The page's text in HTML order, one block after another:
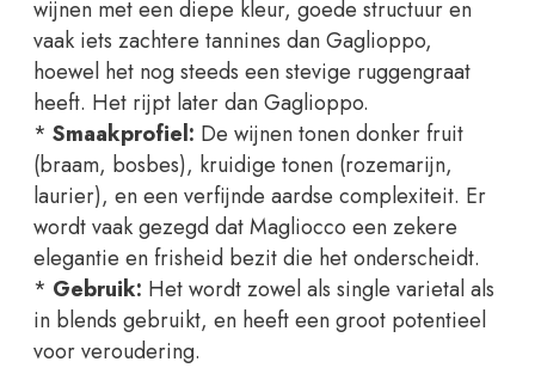
wijnen met een diepe kleur, goede structuur en
vaak iets zachtere tannines dan Gaglioppo,
hoewel het nog steeds een stevige ruggengraat
heeft. Het rijpt later dan Gaglioppo.
* Smaakprofiel: De wijnen tonen donker fruit
(braam, bosbes), kruidige tonen (rozemarijn,
laurier), en een verfijnde aardse complexiteit. Er
wordt vaak gezegd dat Magliocco een zekere
elegantie en frisheid bezit die het onderscheidt.
* Gebruik: Het wordt zowel als single varietal als
in blends gebruikt, en heeft een groot potentieel
voor veroudering.